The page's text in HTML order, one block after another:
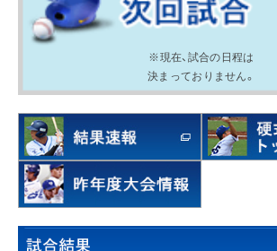
サステナビリティ
IR情報
採用情報
プレスリリース
※現在、試合の日程は
決まっておりません。